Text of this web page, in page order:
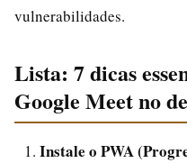
vulnerabilidades.
Lista: 7 dicas
Google Meet no
Instale o PWA